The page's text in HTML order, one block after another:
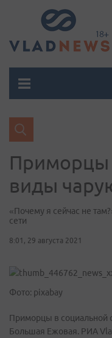
Приморцы
виды
«Почему я сейчас не
сети
8:01, 29 августа 2021
Фото: pixabay
Приморцы в социальной
Большая Ежовая. РИА